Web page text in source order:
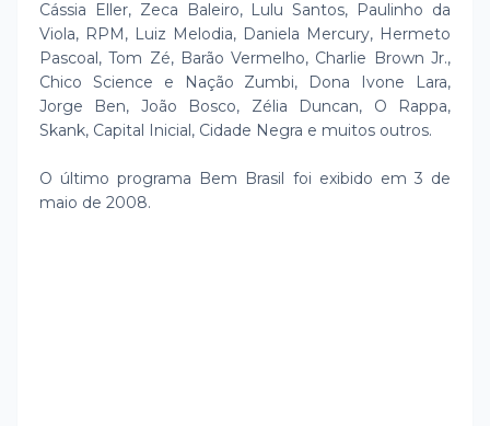
Cássia Eller, Zeca Baleiro, Lulu Santos, Paulinho da
Viola, RPM, Luiz Melodia, Daniela Mercury, Hermeto
Pascoal, Tom Zé, Barão Vermelho, Charlie Brown Jr.,
Chico Science e Nação Zumbi, Dona Ivone Lara,
Jorge Ben, João Bosco, Zélia Duncan, O Rappa,
Skank, Capital Inicial, Cidade Negra e muitos outros.
O último programa Bem Brasil foi exibido em 3 de
maio de 2008.